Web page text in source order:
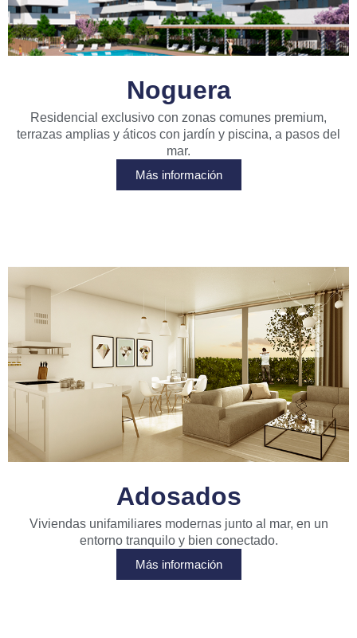
Noguera
Residencial exclusivo con zonas comunes premium,
terrazas amplias y áticos con jardín y piscina, a pasos del
mar.
Más información
Adosados
Viviendas unifamiliares modernas junto al mar, en un
entorno tranquilo y bien conectado.
Más información